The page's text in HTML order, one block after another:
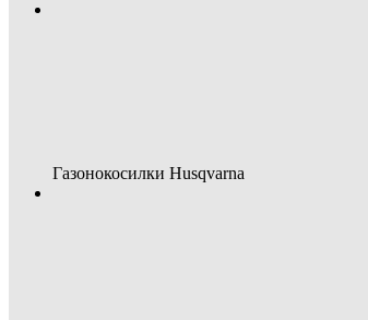
Газонокосилки Husqvarna